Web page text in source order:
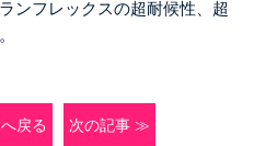
ンフレックスの超耐候性、超
戻る 次の記事 ≫